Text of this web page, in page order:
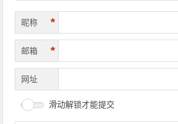
昵称 *
邮箱 *
网址
滑动解锁才能提交